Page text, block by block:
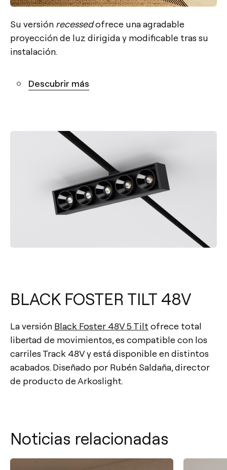
Su versión recessedofrece una agradable
proyección de luz dirigida y modificable tras su
instalación.
Descubrir más
BLACK FOSTER TILT 48V
La versión Black Foster 48V 5 Tilt ofrece total
libertad de movimientos, es compatible con los
carriles Track 48V y está disponible en distintos
acabados. Diseñado por Rubén Saldaña, director
de producto de Arkoslight.
Noticias relacionadas